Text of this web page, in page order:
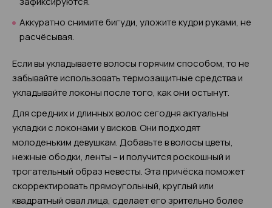
Аккуратно снимите бигуди, уложите кудри руками, не
расчёсывая.
Если вы укладываете волосы горячим способом, то не
забывайте использовать термозащитные средства и
укладывайте локоны после того, как они остынут.
Для средних и длинных волос сегодня актуальны
укладки с локонами у висков. Они подходят
молоденьким девушкам. Добавьте в волосы цветы,
нежные ободки, ленты – и получится роскошный и
трогательный образ невесты. Эта причёска поможет
скорректировать прямоугольный, круглый или
квадратный овал лица, сделает его зрительно более